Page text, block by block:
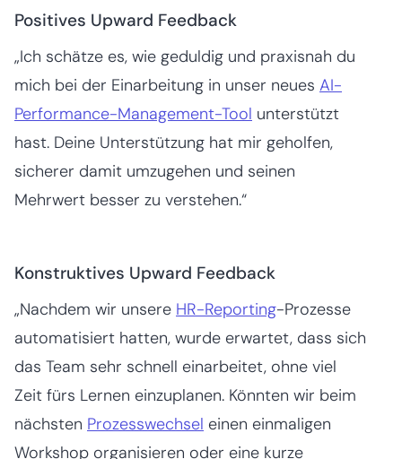
Positives Upward Feedback
„Ich schätze es, wie geduldig und praxisnah du
mich bei der Einarbeitung in unser neues AI-
Performance-Management-Tool unterstützt
hast. Deine Unterstützung hat mir geholfen,
sicherer damit umzugehen und seinen
Mehrwert besser zu verstehen.“
Konstruktives Upward Feedback
„Nachdem wir unsere HR-Reporting-Prozesse
automatisiert hatten, wurde erwartet, dass sich
das Team sehr schnell einarbeitet, ohne viel
Zeit fürs Lernen einzuplanen. Könnten wir beim
nächsten Prozesswechsel einen einmaligen
Workshop organisieren oder eine kurze